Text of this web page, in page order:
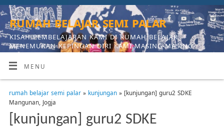
rumah belajar semi palar
KISAH PEMBELAJARAN KAMI DI RUMAH BELAJAR,
MENEMUKAN KEPINGAN DIRI KAMI MASING-MASING
MENU
rumah belajar semi palar» kunjungan» [kunjungan] guru2 SDKE
Mangunan, Jogja
[kunjungan] guru2 SDKE